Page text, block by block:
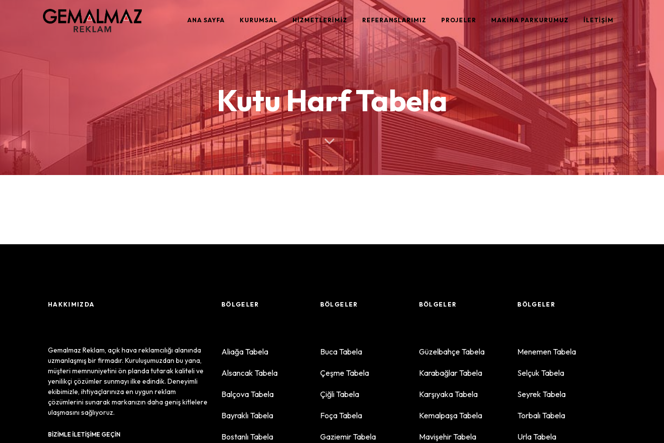
ANA SAYFA KURUMSAL HİZMETLERİMİZ REFERANSLARIMIZ PROJELER MAKİNA PARKURUMUZ İLETİŞİM
Kutu Harf Tabela
HAKKIMIZDA
Gemalmaz Reklam, açık hava reklamcılığı alanında
uzmanlaşmış bir firmadır. Kuruluşumuzdan bu yana,
müşteri memnuniyetini ön planda tutarak kaliteli ve
yenilikçi çözümler sunmayı ilke edindik. Deneyimli
ekibimizle, ihtiyaçlarınıza en uygun reklam
çözümlerini sunarak markanızın daha geniş kitlelere
ulaşmasını sağlıyoruz.
BİZİMLE İLETİŞİME GEÇİN
BÖLGELER
Aliağa Tabela
Alsancak Tabela
Balçova Tabela
Bayraklı Tabela
Bostanlı Tabela
BÖLGELER
Buca Tabela
Çeşme Tabela
Çiğli Tabela
Foça Tabela
Gaziemir Tabela
BÖLGELER
Güzelbahçe Tabela
Karabağlar Tabela
Karşıyaka Tabela
Kemalpaşa Tabela
Mavişehir Tabela
BÖLGELER
Menemen Tabela
Selçuk Tabela
Seyrek Tabela
Torbalı Tabela
Urla Tabela